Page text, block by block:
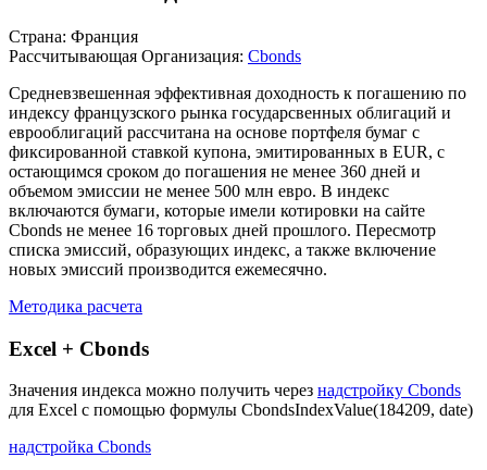
Описание индекса
Страна: Франция
Рассчитывающая Организация: Cbonds
Средневзвешенная эффективная доходность к погашению по
индексу французского рынка государсвенных облигаций и
еврооблигаций рассчитана на основе портфеля бумаг с
фиксированной ставкой купона, эмитированных в EUR, с
остающимся сроком до погашения не менее 360 дней и
объемом эмиссии не менее 500 млн евро. В индекс
включаются бумаги, которые имели котировки на сайте
Cbonds не менее 16 торговых дней прошлого. Пересмотр
новых эмиссий производится ежемесячно.
Методика расчета
Excel + Cbonds